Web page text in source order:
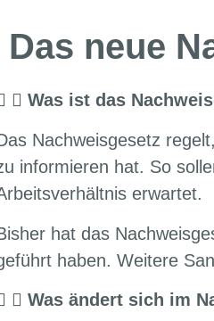
Das neue
Was ist das
Nachweisgesetz
informieren hat. So
erwartet.
hat das
haben. Weitere
Was ändert sich im